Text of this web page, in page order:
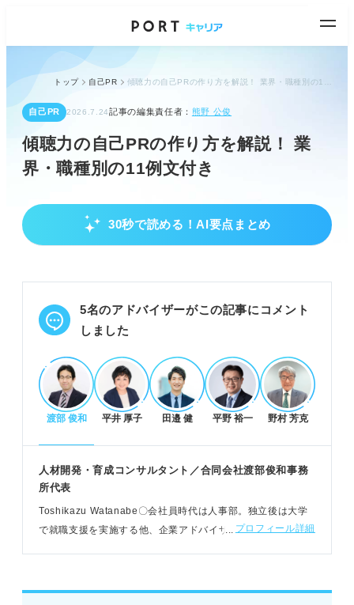
トップ 自己PR
自己PR 2026.7.24記事の編集責任者： 熊野 公俊
傾聴力の自己PRの作り方を解説！ 業
界・職種別の11例文付き
30秒で読める！AI要点まとめ
傾聴力自己PRの基本作成と効果的な伝え方
結論→エピソード→活かし方の3ステップで伝え
る。
らす成果を求めている。
傾聴力自己PRで差をつける注意点と差別化
企業ニーズと合致しないアピールは避ける。
単なる「聞き上手」で終わらせず成果を伝える。
ありきたりな内容を避けオリジナリティを出す。
POINT：傾聴力は人気テーマのため、具体的なエピ
ソードで差別化が必須。
5名のアドバイザーがこの記事にコメント
しました
渡部 俊和 平井 厚子 田邉 健 平野 裕一 野村 芳克
人材開発・育成コンサルタント／合同会社渡部俊和事務
所代表
Toshikazu Watanabe〇会社員時代は人事部。独立後は大学
で就職支援を実施する他、企業アドバイザーも経験。採用・
プロフィール詳細